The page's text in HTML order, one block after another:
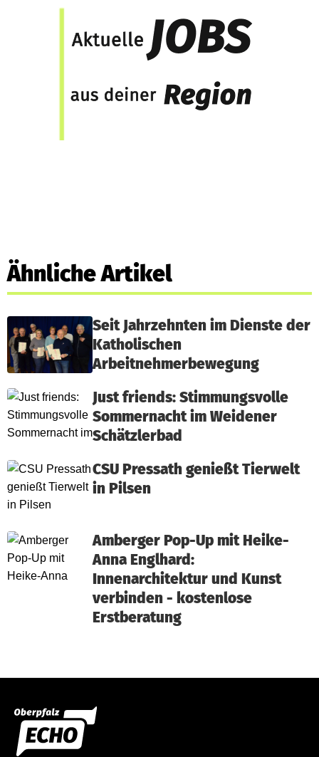
Ähnliche Artikel
Seit Jahrzehnten im Dienste der
Katholischen
Arbeitnehmerbewegung
Just friends: Stimmungsvolle
Sommernacht im Weidener
Schätzlerbad
CSU Pressath genießt Tierwelt
in Pilsen
Amberger Pop-Up mit Heike-
Anna Englhard:
Innenarchitektur und Kunst
verbinden - kostenlose
Erstberatung